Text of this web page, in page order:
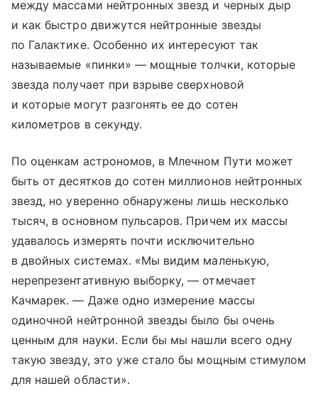
между массами нейтронных звезд и черных дыр
и как быстро движутся нейтронные звезды
по Галактике. Особенно их интересуют так
называемые «пинки» — мощные толчки, которые
звезда получает при взрыве сверхновой
и которые могут разгонять ее до сотен
километров в секунду.
По оценкам астрономов, в Млечном Пути может
быть от десятков до сотен миллионов нейтронных
звезд, но уверенно обнаружены лишь несколько
тысяч, в основном пульсаров. Причем их массы
удавалось измерять почти исключительно
в двойных системах. «Мы видим маленькую,
нерепрезентативную выборку, — отмечает
Качмарек. — Даже одно измерение массы
одиночной нейтронной звезды было бы очень
ценным для науки. Если бы мы нашли всего одну
такую звезду, это уже стало бы мощным стимулом
для нашей области».